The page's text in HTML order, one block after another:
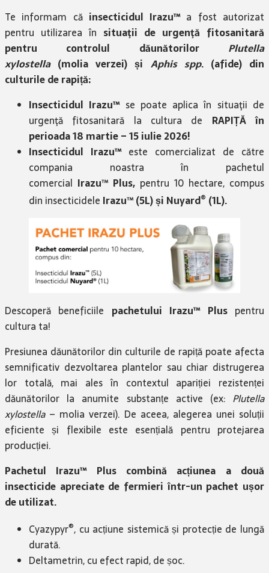
Te informam că insecticidul Irazu™a fost autorizat
pentru utilizarea în situaţii de urgenţă fitosanitară
pentru controlul dăunătorilor Plutella
xylostella(molia verzei) și Aphis spp. (afide) din
culturile de rapiță:
Insecticidul Irazu™ se poate aplica în situaţii de
urgenţă fitosanitară la cultura de RAPIȚĂ în
perioada 18 martie – 15 iulie 2026!
Insecticidul Irazu™ este comercializat de către
compania noastra în pachetul
comercial Irazu™ Plus, pentru 10 hectare, compus
din insecticidele Irazu™(5L) și Nuyard® (1L).
Descoperă beneficiile pachetului Irazu™ Plus pentru
cultura ta!
Presiunea dăunătorilor din culturile de rapiță poate afecta
semnificativ dezvoltarea plantelor sau chiar distrugerea
lor totală, mai ales în contextul apariției rezistenței
dăunătorilor la anumite substanțe active (ex: Plutella
xylostella– molia verzei). De aceea, alegerea unei soluții
eficiente și flexibile este esențială pentru protejarea
producției.
Pachetul Irazu™ Plus combină acțiunea a două
insecticide apreciate de fermieri într-un pachet ușor
de utilizat.
Cyazypyr®, cu acțiune sistemică și protecție de lungă
durată.
Deltametrin, cu efect rapid, de șoc.